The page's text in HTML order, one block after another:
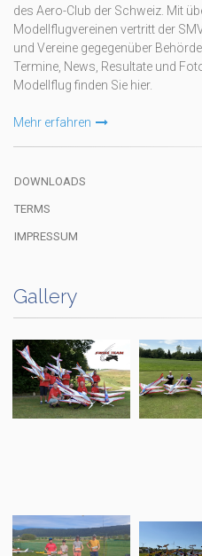
des Aero-Club der Schweiz. Mit
Modellflugvereinen vertritt der
und Vereine gegegenüber
Termine, News, Resultate und
Modellflug finden Sie hier.
Mehr erfahren
DOWNLOADS
TERMS
IMPRESSUM
Gallery